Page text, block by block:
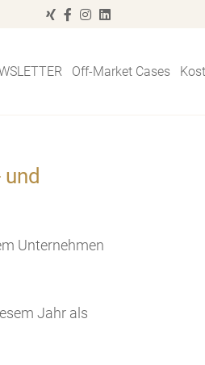
Off-Market Cases
Unternehmen
Jahr als